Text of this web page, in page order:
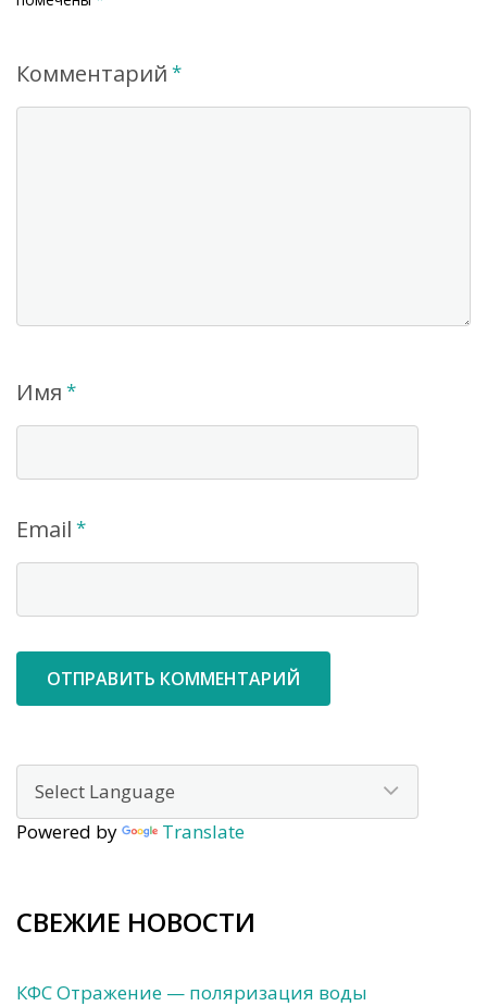
Комментарий *
Имя *
Email *
Powered by Translate
СВЕЖИЕ НОВОСТИ
КФС Отражение — поляризация воды